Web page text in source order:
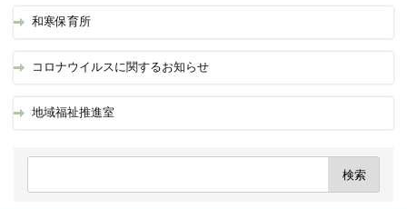
和寒保育所
コロナウイルスに関するお知らせ
地域福祉推進室